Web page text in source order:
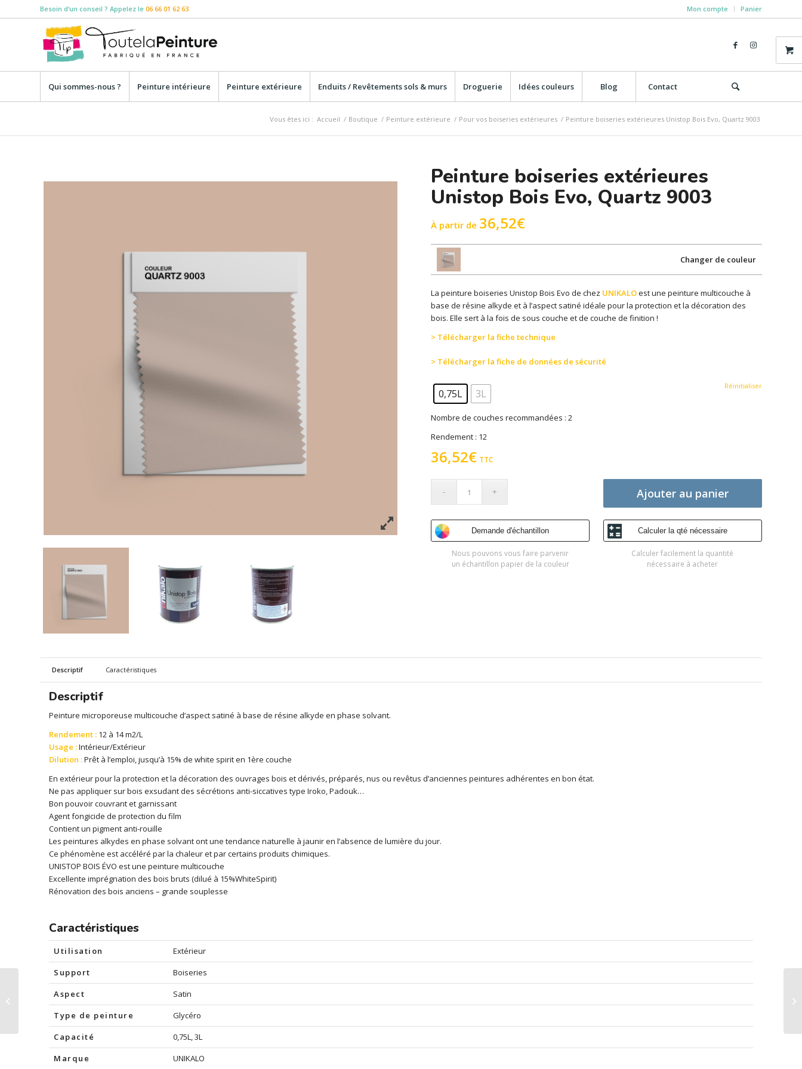
Mon compte Panier
Besoin d‘un conseil ? Appelez le 06 66 01 62 63
Qui sommes-nous ? Peinture intérieure Peinture extérieure Enduits / Revêtements sols & murs Droguerie Idées couleurs Blog Contact
Vous êtes ici : Accueil / Boutique / Peinture extérieure / Pour vos boiseries extérieures / Peinture boiseries extérieures Unistop Bois Evo, Quartz 9003
Peinture boiseries extérieures
Unistop Bois Evo, Quartz 9003
À partir de 36,52€
Changer de couleur
La peinture boiseries Unistop Bois Evo de chez UNIKALOest une peinture multicouche à
base de résine alkyde et à l’aspect satiné idéale pour la protection et la décoration des
bois. Elle sert à la fois de sous couche et de couche de finition !
> Télécharger la fiche technique
> Télécharger la fiche de données de sécurité
0,75L 3L
Réinitialiser
Nombre de couches recommandées : 2
Rendement : 12
36,52€ TTC
Ajouter au panier
Demande d'échantillon
Nous pouvons vous faire parvenir
un échantillon papier de la couleur
Calculer la qté nécessaire
Calculer facilement la quantité
nécessaire à acheter
Descriptif Caractéristiques
Descriptif
Peinture microporeuse multicouche d’aspect satiné à base de résine alkyde en phase solvant.
Rendement : 12 à 14 m2/L
Usage :Intérieur/Extérieur
Dilution :Prêt à l’emploi, jusqu’à 15% de white spirit en 1ère couche
En extérieur pour la protection et la décoration des ouvrages bois et dérivés, préparés, nus ou revêtus d’anciennes peintures adhérentes en bon état.
Ne pas appliquer sur bois exsudant des sécrétions anti-siccatives type Iroko, Padouk…
Bon pouvoir couvrant et garnissant
Agent fongicide de protection du film
Contient un pigment anti-rouille
Les peintures alkydes en phase solvant ont une tendance naturelle à jaunir en l’absence de lumière du jour.
Ce phénomène est accéléré par la chaleur et par certains produits chimiques.
UNISTOP BOIS ÉVO est une peinture multicouche
Excellente imprégnation des bois bruts (dilué à 15%WhiteSpirit)
Rénovation des bois anciens – grande souplesse
Caractéristiques
Utilisation
Extérieur
Support
Boiseries
Aspect
Satin
Type de peinture
Glycéro
Capacité
0,75L, 3L
Marque
UNIKALO
extérieures Unistop
Bois Evo, Quartz 9002